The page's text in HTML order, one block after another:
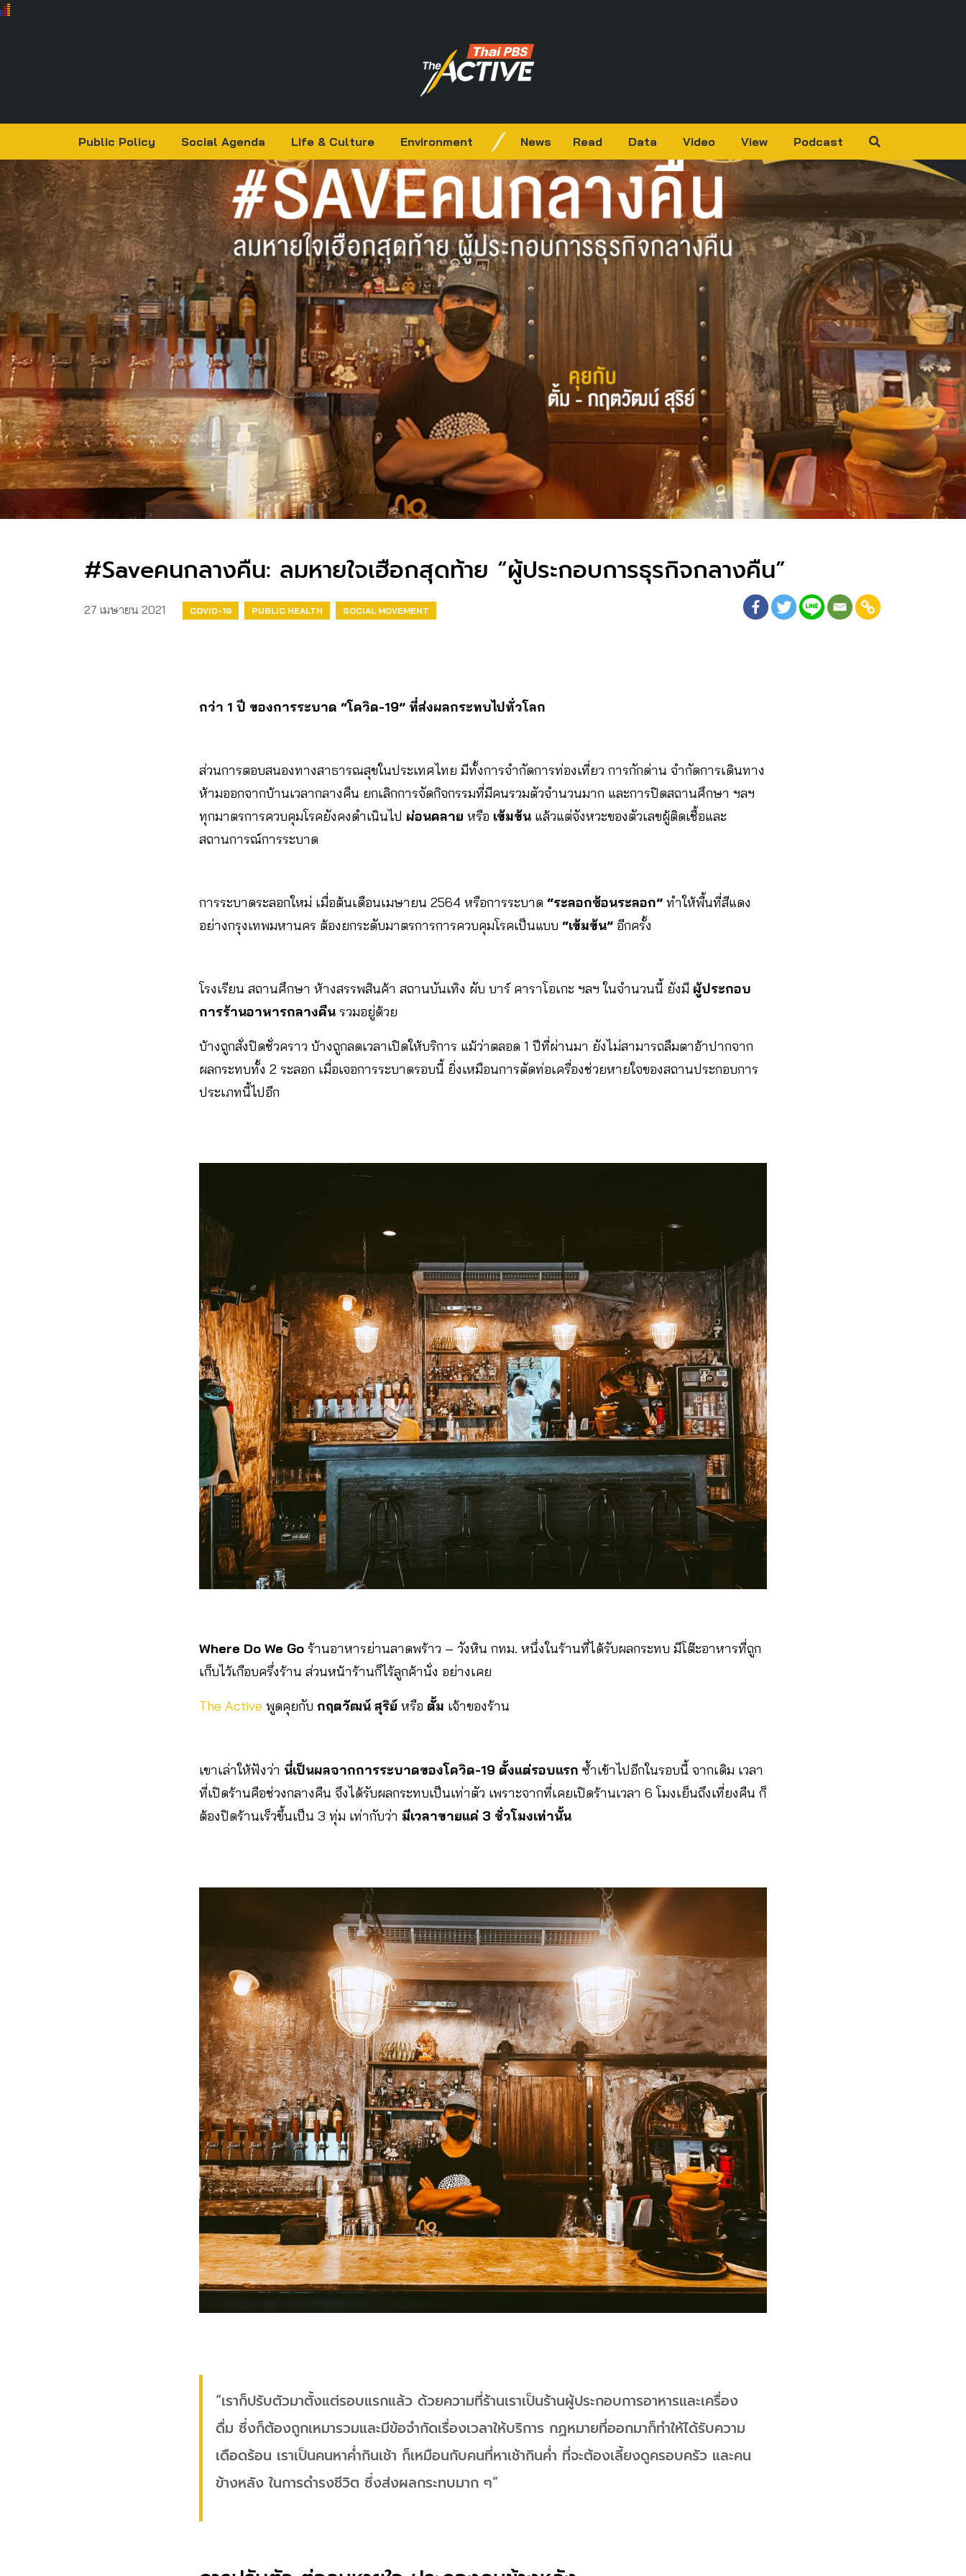
Public Policy Social Agenda Life & Culture Environment News Read Data Video View Podcast
#Saveคนกลางคืน: ลมหายใจเฮือกสุดท้าย “ผู้ประกอบการธุรกิจกลางคืน”
27 เมษายน 2021 COVID-19 PUBLIC HEALTH SOCIAL MOVEMENT
กว่า 1 ปี ของการระบาด “โควิด-19” ที่ส่งผลกระทบไปทั่วโลก
ส่วนการตอบสนองทางสาธารณสุขในประเทศไทย มีทั้งการจำกัดการท่องเที่ยว การกักด่าน จำกัดการเดินทาง
ห้ามออกจากบ้านเวลากลางคืน ยกเลิกการจัดกิจกรรมที่มีคนรวมตัวจำนวนมาก และการปิดสถานศึกษา ฯลฯ
ทุกมาตรการควบคุมโรคยังคงดำเนินไป ผ่อนคลาย หรือ เข้มข้น แล้วแต่จังหวะของตัวเลขผู้ติดเชื้อและ
สถานการณ์การระบาด
การระบาดระลอกใหม่ เมื่อต้นเดือนเมษายน 2564 หรือการระบาด “ระลอกซ้อนระลอก” ทำให้พื้นที่สีแดง
อย่างกรุงเทพมหานคร ต้องยกระดับมาตรการการควบคุมโรคเป็นแบบ “เข้มข้น” อีกครั้ง
โรงเรียน สถานศึกษา ห้างสรรพสินค้า สถานบันเทิง ผับ บาร์ คาราโอเกะ ฯลฯ ในจำนวนนี้ ยังมี ผู้ประกอบ
การร้านอาหารกลางคืน รวมอยู่ด้วย
บ้างถูกสั่งปิดชั่วคราว บ้างถูกลดเวลาเปิดให้บริการ แม้ว่าตลอด 1 ปีที่ผ่านมา ยังไม่สามารถลืมตาอ้าปากจาก
ผลกระทบทั้ง 2 ระลอก เมื่อเจอการระบาดรอบนี้ ยิ่งเหมือนการตัดท่อเครื่องช่วยหายใจของสถานประกอบการ
ประเภทนี้ไปอีก
Where Do We Go ร้านอาหารย่านลาดพร้าว – วังหิน กทม. หนึ่งในร้านที่ได้รับผลกระทบ มีโต๊ะอาหารที่ถูก
เก็บไว้เกือบครึ่งร้าน ส่วนหน้าร้านก็ไร้ลูกค้านั่ง อย่างเคย
The Active พูดคุยกับ กฤตวัฒน์ สุริย์ หรือ ตั้ม เจ้าของร้าน
เขาเล่าให้ฟังว่า นี่เป็นผลจากการระบาดของโควิด-19 ตั้งแต่รอบแรก ซ้ำเข้าไปอีกในรอบนี้ จากเดิม เวลา
ที่เปิดร้านคือช่วงกลางคืน จึงได้รับผลกระทบเป็นเท่าตัว เพราะจากที่เคยเปิดร้านเวลา 6 โมงเย็นถึงเที่ยงคืน ก็
ต้องปิดร้านเร็วขึ้นเป็น 3 ทุ่ม เท่ากับว่า มีเวลาขายแค่ 3 ชั่วโมงเท่านั้น
“เราก็ปรับตัวมาตั้งแต่รอบแรกแล้ว ด้วยความที่ร้านเราเป็นร้านผู้ประกอบการอาหารและเครื่อง
ดื่ม ซึ่งก็ต้องถูกเหมารวมและมีข้อจำกัดเรื่องเวลาให้บริการ กฏหมายที่ออกมาก็ทำให้ได้รับความ
เดือดร้อน เราเป็นคนหาค่ำกินเช้า ก็เหมือนกับคนที่หาเช้ากินค่ำ ที่จะต้องเลี้ยงดูครอบครัว และคน
ข้างหลัง ในการดำรงชีวิต ซึ่งส่งผลกระทบมาก ๆ”